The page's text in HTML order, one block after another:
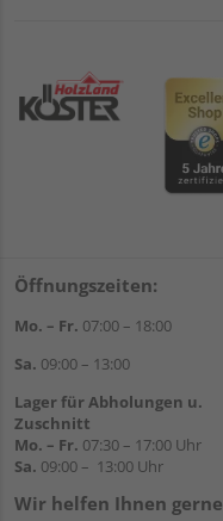
Öffnungszeiten:
Mo. – Fr. 07:00 – 18:00
Sa. 09:00 – 13:00
Lager für Abholungen u.
Zuschnitt
Mo. – Fr. 07:30 – 17:00 Uhr
Sa. 09:00 – 13:00 Uhr
Wir helfen Ihnen gerne